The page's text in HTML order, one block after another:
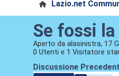
Lazio.net
Se fossi
Aperto da alasinistra, 17
0 Utenti e 1 Visitatore
Discussione